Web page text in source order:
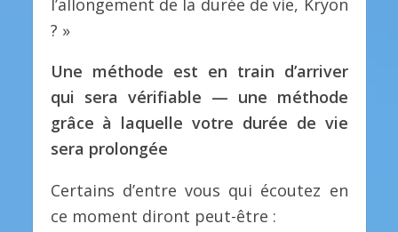
? »
Une méthode est en train d’arriver
qui sera vérifiable — une méthode
grâce à laquelle votre durée de vie
sera prolongée
Certains d’entre vous qui écoutez en
ce moment diront peut-être :